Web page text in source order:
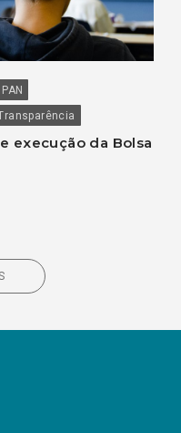
PAN
execução da Bolsa